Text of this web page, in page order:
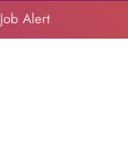
Job Alert